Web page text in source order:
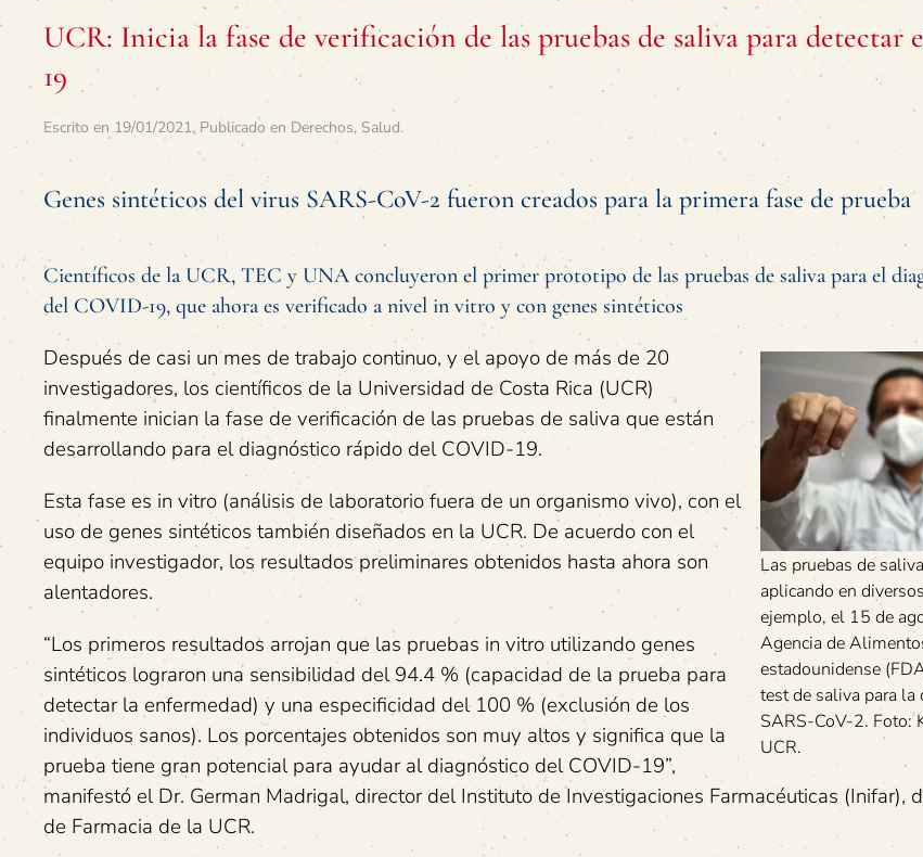
UCR: Inicia la fase de verificación de las pruebas de saliva para detectar
19
Escrito en19/01/2021. Publicado en Derechos, Salud.
Genes sintéticos del virus SARS-CoV-2 fueron creados para la primera fase de prueba
Científicos de la UCR, TEC y UNA concluyeron el primer prototipo de las pruebas de saliva para el
del COVID-19, que ahora es verificado a nivel in vitro y con genes sintéticos
Las pruebas de
aplicando en
ejemplo, el 15 de
Agencia de
estadounidense
test de saliva para la
SARS-CoV-2. Foto:
UCR.
Después de casi un mes de trabajo continuo, y el apoyo de más de 20
investigadores, los científicos de la Universidad de Costa Rica (UCR)
finalmente inician la fase de verificación de las pruebas de saliva que están
desarrollando para el diagnóstico rápido del COVID-19.
Esta fase es in vitro (análisis de laboratorio fuera de un organismo vivo), con el
uso de genes sintéticos también diseñados en la UCR. De acuerdo con el
equipo investigador, los resultados preliminares obtenidos hasta ahora son
alentadores.
“Los primeros resultados arrojan que las pruebas in vitro utilizando genes
sintéticos lograron una sensibilidad del 94.4 % (capacidad de la prueba para
detectar la enfermedad) y una especificidad del 100 % (exclusión de los
individuos sanos). Los porcentajes obtenidos son muy altos y significa que la
prueba tiene gran potencial para ayudar al diagnóstico del COVID-19”,
manifestó el Dr. German Madrigal, director del Instituto de Investigaciones Farmacéuticas (Inifar),
de Farmacia de la UCR.